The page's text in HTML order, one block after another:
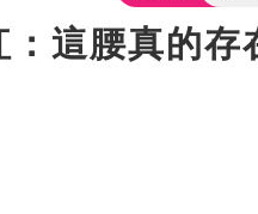
這腰真的